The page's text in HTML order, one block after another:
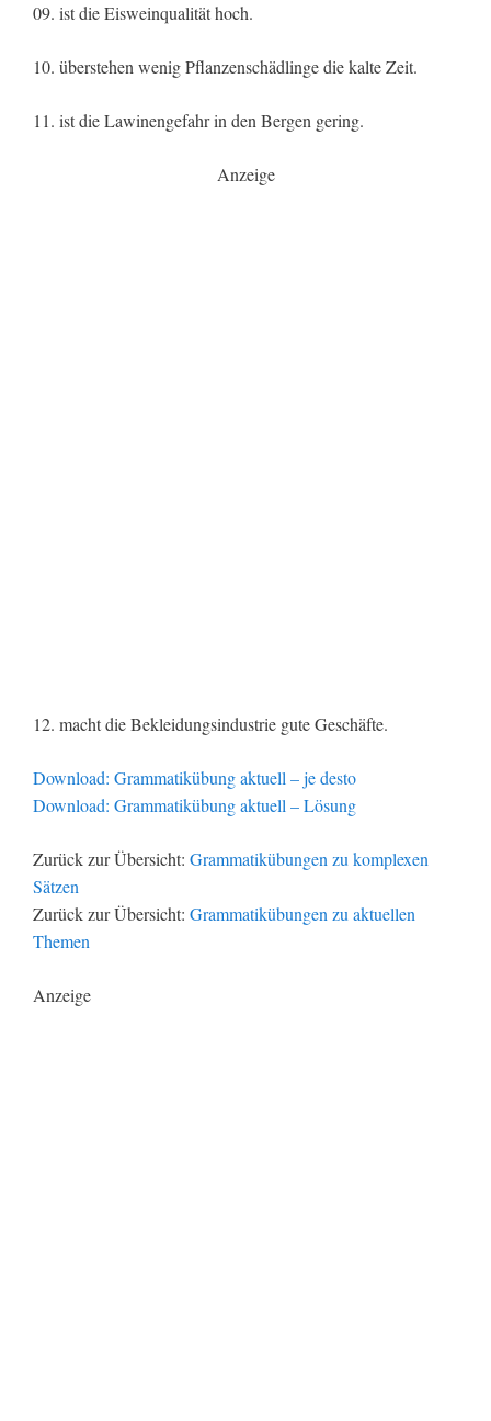
09. ist die Eisweinqualität hoch.
10. überstehen wenig Pflanzenschädlinge die kalte Zeit.
11. ist die Lawinengefahr in den Bergen gering.
Anzeige
12. macht die Bekleidungsindustrie gute Geschäfte.
Download: Grammatikübung aktuell – je desto
Download: Grammatikübung aktuell – Lösung
Zurück zur Übersicht: Grammatikübungen zu komplexen
Sätzen
Zurück zur Übersicht: Grammatikübungen zu aktuellen
Themen
Anzeige